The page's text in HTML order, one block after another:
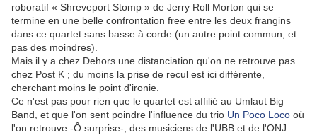
roboratif « Shreveport Stomp » de Jerry Roll Morton qui se
termine en une belle confrontation free entre les deux frangins
dans ce quartet sans basse à corde (un autre point commun, et
pas des moindres).
Mais il y a chez Dehors une distanciation qu'on ne retrouve pas
chez Post K ; du moins la prise de recul est ici différente,
cherchant moins le point d'ironie.
Ce n'est pas pour rien que le quartet est affilié au Umlaut Big
Band, et que l'on sent poindre l'influence du trio Un Poco Loco où
l'on retrouve -Ô surprise-, des musiciens de l'UBB et de l'ONJ